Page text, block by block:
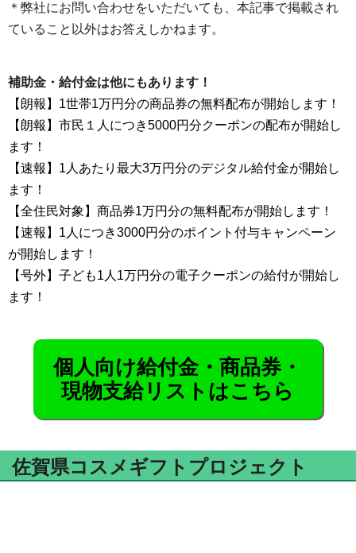
＊弊社にお問い合わせをいただいても、本記事で掲載され
ていること以外はお答えしかねます。
補助金・給付金は他にもあります！
【朗報】1世帯1万円分の商品券の無料配布が開始します！
【朗報】市民１人につき5000円分クーポンの配布が開始し
ます！
【速報】1人あたり最大3万円分のデジタル給付金が開始し
ます！
【全住民対象】商品券1万円分の無料配布が開始します！
【速報】1人につき3000円分のポイント付与キャンペーン
が開始します！
【号外】子ども1人1万円分の電子クーポンの給付が開始し
ます！
個人向け給付金・商品券・
現物支給リストはこちら
佐賀県コスメギフトプロジェクト